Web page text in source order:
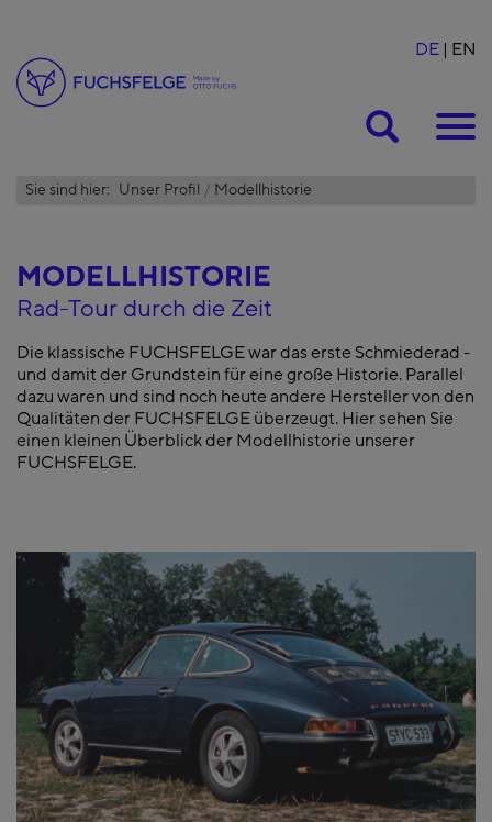
DE EN
Sie sind hier: Unser Profil Modellhistorie
MODELLHISTORIE
Rad-Tour durch die Zeit
Die klassische FUCHSFELGE war das erste Schmiederad -
und damit der Grundstein für eine große Historie. Parallel
dazu waren und sind noch heute andere Hersteller von den
Qualitäten der FUCHSFELGE überzeugt. Hier sehen Sie
einen kleinen Überblick der Modellhistorie unserer
FUCHSFELGE.